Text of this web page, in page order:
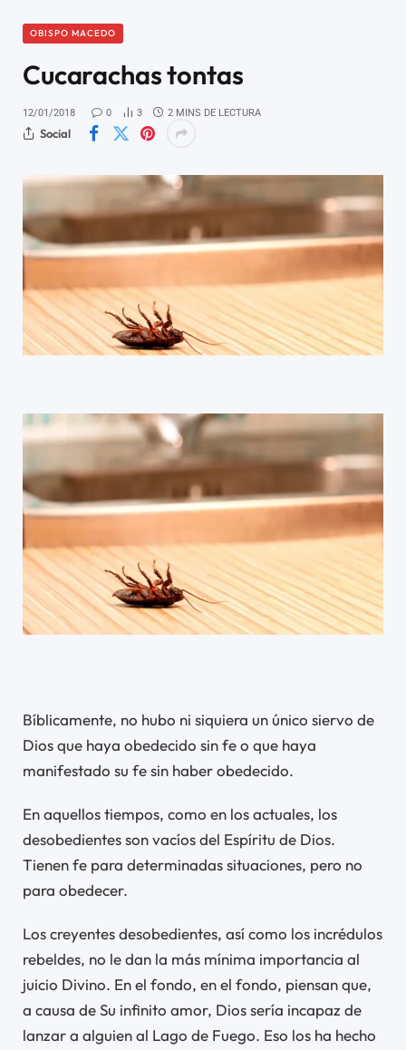
OBISPO MACEDO
Cucarachas tontas
12/01/2018 0 3 2 MINS DE LECTURA
Social
Bíblicamente, no hubo ni siquiera un único siervo de
Dios que haya obedecido sin fe o que haya
manifestado su fe sin haber obedecido.
En aquellos tiempos, como en los actuales, los
desobedientes son vacíos del Espíritu de Dios.
Tienen fe para determinadas situaciones, pero no
para obedecer.
Los creyentes desobedientes, así como los incrédulos
rebeldes, no le dan la más mínima importancia al
juicio Divino. En el fondo, en el fondo, piensan que,
a causa de Su infinito amor, Dios sería incapaz de
lanzar a alguien al Lago de Fuego. Eso los ha hecho